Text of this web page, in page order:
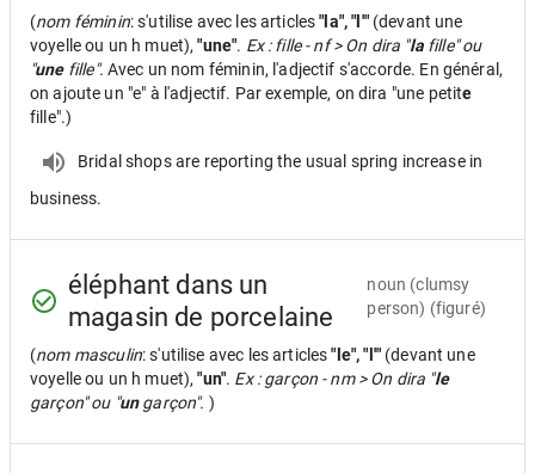
(nom féminin: s'utilise avec les articles"la", "l'" (devant une
voyelle ou un h muet),"une". Ex : fille - nf > On dira "lafille" ou
"unefille". Avec un nom féminin, l'adjectif s'accorde. En général,
on ajoute un "e" à l'adjectif. Par exemple, on dira "une petite
fille".)
Bridal shops are reporting the usual spring increase in
business.
éléphant dans un
magasin de porcelaine
noun (clumsy
person) (figuré)
(nom masculin: s'utilise avec les articles"le", "l'" (devant une
voyelle ou un h muet),"un". Ex : garçon - nm > On dira "le
garçon" ou "ungarçon". )